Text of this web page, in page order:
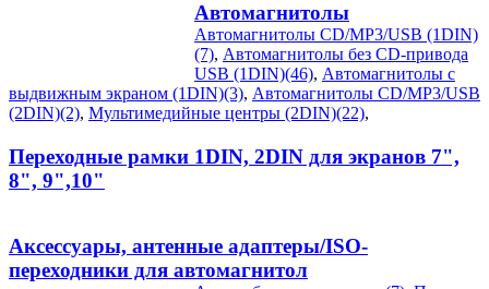
Автомагнитолы
Автомагнитолы CD/MP3/USB (1DIN)
(7), Автомагнитолы без CD-привода
USB (1DIN)(46), Автомагнитолы с
выдвижным экраном (1DIN)(3), Автомагнитолы CD/MP3/USB
(2DIN)(2), Мультимедийные центры (2DIN)(22),
Переходные рамки 1DIN, 2DIN для экранов 7",
8", 9",10"
Аксессуары, антенные адаптеры/ISO-
переходники для автомагнитол